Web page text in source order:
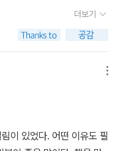
금이 가는게 아니라 그읜
메이트로 지내면서 그의
그의 속에서 조금씩 균열이
을 행동을 하고 생각을 하
어쩌면 참 상투적이고 어
통속적으로 마음을 흔
하는 마음멋진 타인에게
느껴지는 마음붏편하고
이고, 그조차 점점 줄어든
았다. 주인공이 나약한
의 발기는 무엇을 의미하
.) 그럼에도 불구하고 마
. 씁쓸함이 입안 가득 남
되는 관계들. 부모와 자
이 또다른 출발이라고 여겨
다.삶을 살고 싶다면. 살아
는 부분이 많다고 한다면.
말랑말랑한 순정만화형
거부감을 보일 사람들도
실 '냉정과 열정 사이'와
시절부터 예견되는냉정
각자 떠남. 새로운 공간에
가의 자식이었고, 그 부모
라면, 그 사람이 없는 인생
음에 와 닿으리라. 바다건
내 마음과 공명하기에 충
아닌듯 싶다.
지는 것이다. (60쪽) 그는
잡함과 불화, 서로에게 가
. 딸 인생의 주변에서, 그
더구나 아이들이 커가면
것도 싫었다. 그동안 소유
최근에 정리하지 않았던
. 그는 이제 그 시점을 넘겼
.' '누나더러 누가 도와달라
더보기
이 있었다. 어떤 이유도 필